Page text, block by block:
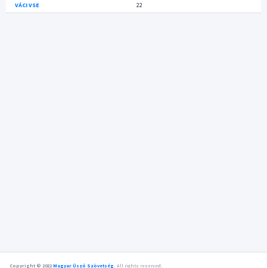
VÁCI VSE
22
Copyright © 2022Magyar Úszó Szövetség . All rights reserved.